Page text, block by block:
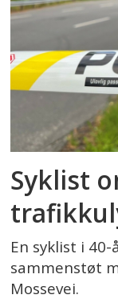
Syklist
En syklist i
sammenstøt
Mossevei.